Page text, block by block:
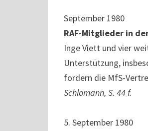
September 1980
RAF-Mitglieder in
Inge Viett und vier
Unterstützung,
fordern die MfS-
Schlomann, S. 44 f.
5. September 1980